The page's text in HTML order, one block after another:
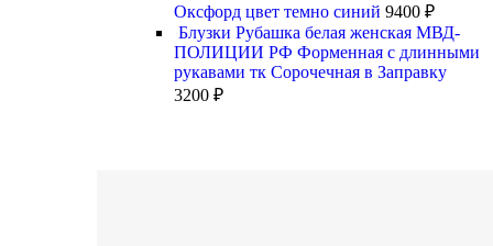
Оксфорд цвет темно синий 9400 ₽
Блузки Рубашка белая женская МВД-
ПОЛИЦИИ РФ Форменная с длинными
рукавами тк Сорочечная в Заправку
3200 ₽